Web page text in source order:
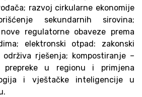
razvoj cirkularne ekonomije
sekundarnih sirovina;
regulatorne obaveze prema
elektronski otpad: zakonski
rješenja; kompostiranje –
prepreke u regionu i primjena
i vještačke inteligencije u